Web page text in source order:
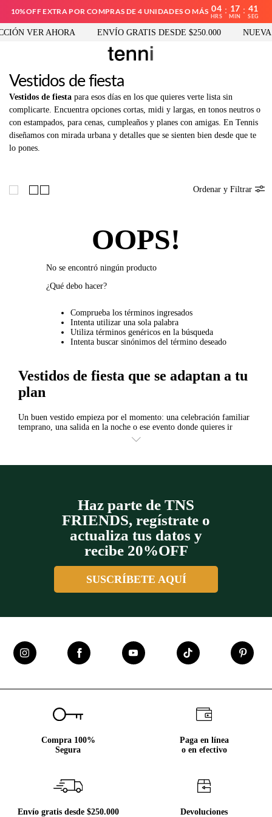
10%OFF EXTRA POR COMPRAS DE 4 UNIDADES O MÁS 04
HRS
: 17
MIN
: 40
SEG
VER AHORA ENVÍO GRATIS DESDE $250.000 NUEVA
Vestidos de fiesta
Vestidos de fiesta para esos días en los que quieres verte lista sin
complicarte. Encuentra opciones cortas, midi y largas, en tonos neutros o
con estampados, para cenas, cumpleaños y planes con amigas. En Tennis
diseñamos con mirada urbana y detalles que se sienten bien desde que te
lo pones.
Ordenar y Filtrar
OOPS!
No se encontró ningún producto
¿Qué debo hacer?
Comprueba los términos ingresados
Intenta utilizar una sola palabra
Utiliza términos genéricos en la búsqueda
Intenta buscar sinónimos del término deseado
Vestidos de fiesta que se adaptan a tu
plan
Un buen vestido empieza por el momento: una celebración familiar
temprano, una salida en la noche o ese evento donde quieres ir
cómoda y segura. En esta colección encuentras siluetas con tiras,
quieres ampliar la búsqueda por cortes y estilos, también puedes
Para elegir, piensa en el largo que más te funciona: corto cuando
quieres movimiento, midi para un balance entre formal y relajado, o
largo cuando buscas presencia sin recargar. Los colores como negro,
blanco o beige te dan libertad para repetirlo en distintos planes,
mientras que los estampados cambian el ánimo del outfit con solo
ponértelo. Y si el lugar es más fresco o te quedas hasta tarde, una
capa ligera puede cambiar la sensación; mirachaquetas para mujer
como complemento práctico para la noche.
Escotes y mangas para jugar con tu estilo
Hay días para llevar strapless, otros para tiras, y otros para una
caminar y volver a casa sin estar pendiente de acomodarte a cada
rato. Si te gusta sumar una tercera pieza con caída y un toque más
relajado, explorachalecos y kimonos
y arma un look que funcione
Un midi te sirve para un plan que mezcla foto, comida y
quieres cambiarte dos veces; y un largo te acompaña cuando el
evento es más formal. Si te provoca variar la silueta sin salirte del
mood de noche, puedes alternar con
faldas para mujery lograr
Color, estampados y detalles que se notan
Los tonos neutros te ayudan a repetir el vestido en planes distintos,
Haz parte de TNS
FRIENDS, regístrate o
actualiza tus datos y
recibe 20%OFF
SUSCRÍBETE AQUÍ
Compra 100%
Segura
Paga en línea
o en efectivo
Envío gratis desde $250.000
Devoluciones